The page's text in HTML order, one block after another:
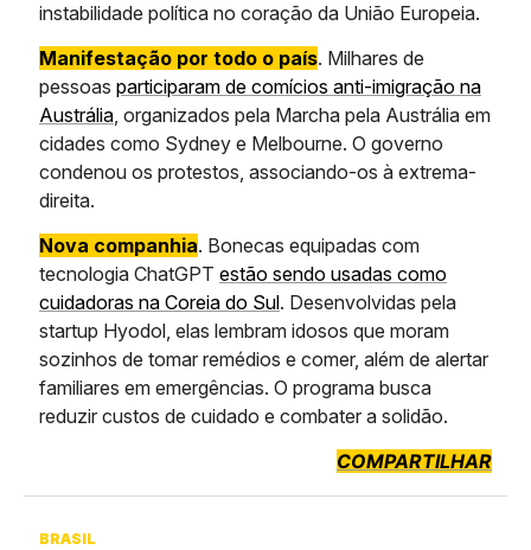
instabilidade política no coração da União Europeia.
Manifestação por todo o país. Milhares de
pessoas participaram de comícios anti-imigração na
Austrália, organizados pela Marcha pela Austrália em
cidades como Sydney e Melbourne. O governo
condenou os protestos, associando-os à extrema-
direita.
Nova companhia. Bonecas equipadas com
tecnologia ChatGPT estão sendo usadas como
cuidadoras na Coreia do Sul. Desenvolvidas pela
startup Hyodol, elas lembram idosos que moram
sozinhos de tomar remédios e comer, além de alertar
familiares em emergências. O programa busca
reduzir custos de cuidado e combater a solidão.
COMPARTILHAR
BRASIL